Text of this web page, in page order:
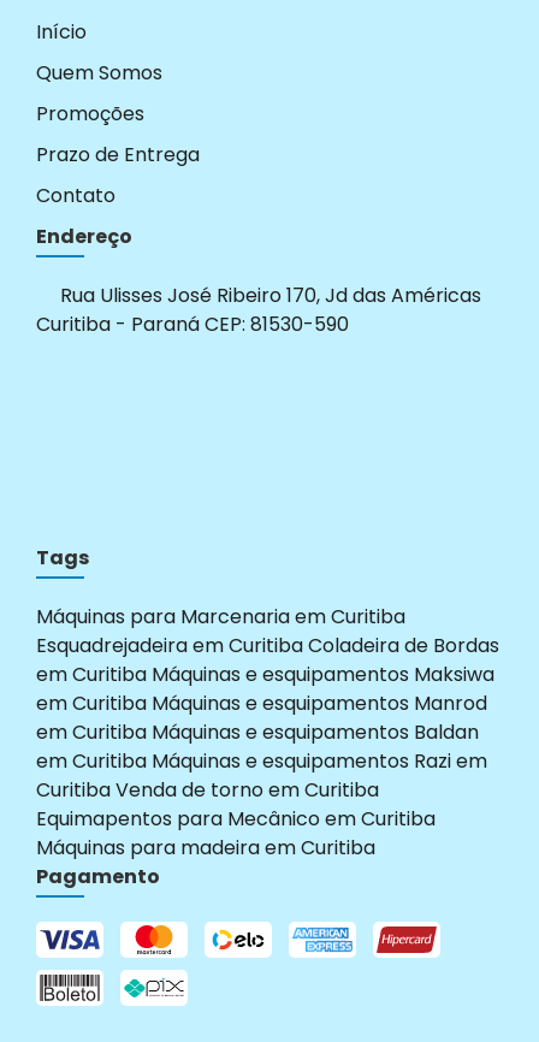
Início
Quem Somos
Promoções
Prazo de Entrega
Contato
Endereço
Rua Ulisses José Ribeiro 170, Jd das Américas
Curitiba - Paraná CEP: 81530-590
Tags
Máquinas para Marcenaria em Curitiba
Esquadrejadeira em CuritibaColadeira de Bordas
em Curitiba Máquinas e esquipamentos Maksiwa
em Curitiba Máquinas e esquipamentos Manrod
em Curitiba Máquinas e esquipamentos Baldan
em Curitiba Máquinas e esquipamentos Razi em
CuritibaVenda de torno em Curitiba
Equimapentos para Mecânico em Curitiba
Máquinas para madeira em Curitiba
Pagamento